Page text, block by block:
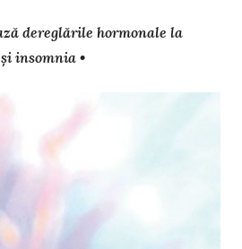
dereglările hor­­monale la
in­somnia •